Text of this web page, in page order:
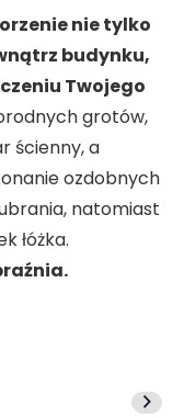
nie tylko
budynku,
Twojego
grotów,
ścienny, a
ozdobnych
natomiast
łóżka.